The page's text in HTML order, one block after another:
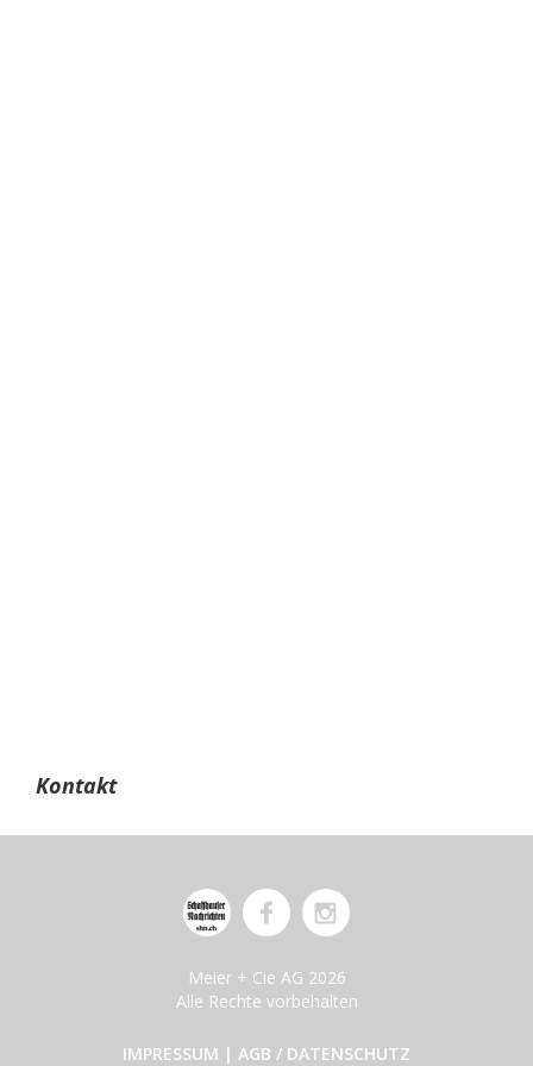
Kontakt
Meier + Cie AG 2026
Alle Rechte vorbehalten
IMPRESSUM | AGB / DATENSCHUTZ